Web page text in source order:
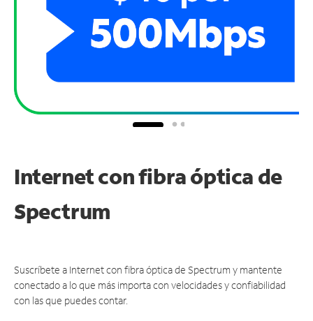
Internet con fibra óptica de
Spectrum
Suscríbete a Internet con fibra óptica de Spectrum y mantente
conectado a lo que más importa con velocidades y confiabilidad
con las que puedes contar.